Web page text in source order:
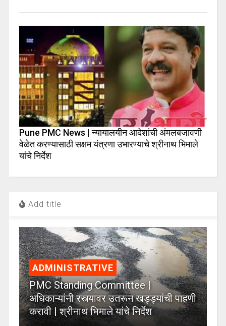
Pune PMC News | न्यायालयीन आदेशांची अंमलबजावणी
वेळेत करण्यासाठी सक्षम यंत्रणा उभारण्याचे श्रीनाथ भिमाले
यांचे निर्देश
Add title
ADMINISTRATIVE
PMC Standing Committee |
अधिकाऱ्यांनी रस्त्यावर उतरून खड्ड्यांची पाहणी
करावी | श्रीनाथ भिमाले यांचे निर्देश